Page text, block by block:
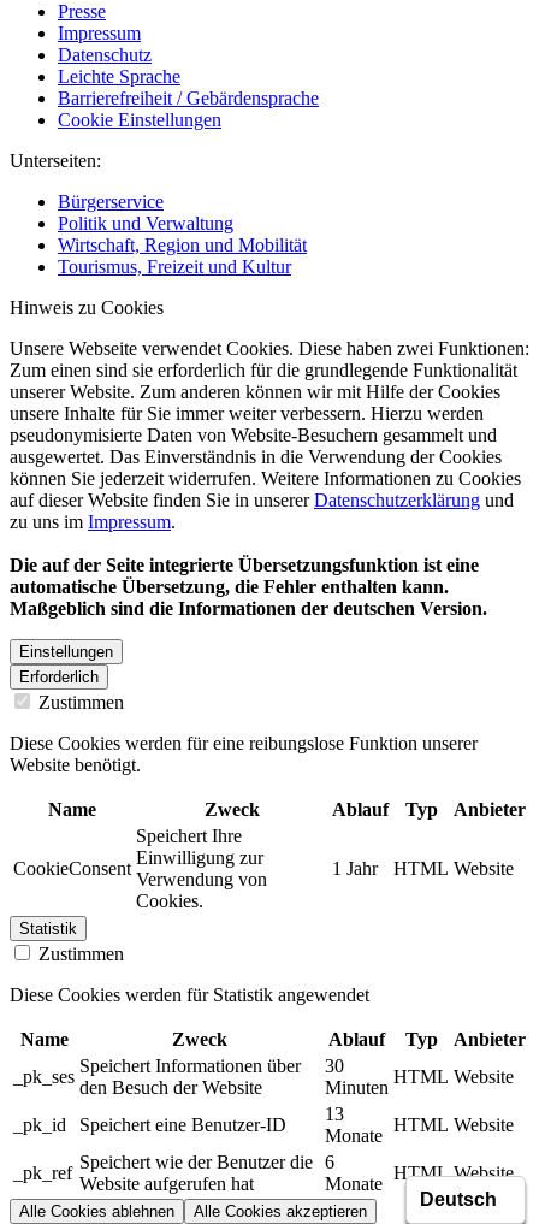
Presse
Impressum
Datenschutz
Leichte Sprache
Barrierefreiheit / Gebärdensprache
Cookie Einstellungen
Unterseiten:
Bürgerservice
Politik und Verwaltung
Wirtschaft, Region und Mobilität
Tourismus, Freizeit und Kultur
Hinweis zu Cookies
Unsere Webseite verwendet Cookies. Diese haben zwei Funktionen:
Zum einen sind sie erforderlich für die grundlegende Funktionalität
unserer Website. Zum anderen können wir mit Hilfe der Cookies
unsere Inhalte für Sie immer weiter verbessern. Hierzu werden
pseudonymisierte Daten von Website-Besuchern gesammelt und
ausgewertet. Das Einverständnis in die Verwendung der Cookies
können Sie jederzeit widerrufen. Weitere Informationen zu Cookies
auf dieser Website finden Sie in unsererDatenschutzerklärung und
zu uns im Impressum.
Die auf der Seite integrierte Übersetzungsfunktion ist eine
automatische Übersetzung, die Fehler enthalten kann.
Maßgeblich sind die Informationen der deutschen Version.
Einstellungen
Erforderlich
Zustimmen
Diese Cookies werden für eine reibungslose Funktion unserer
Website benötigt.
Name Zweck Ablauf Typ Anbieter
CookieConsent
Speichert Ihre
Einwilligung zur
Verwendung von
Cookies.
1 Jahr HTML Website
Statistik
Zustimmen
Diese Cookies werden für Statistik angewendet
Name Zweck Ablauf Typ
Anbieter
_pk_ses
Speichert Informationen über
den Besuch der Website
30
Minuten
HTML Website
_pk_id Speichert eine Benutzer-ID
13
Monate
HTML Website
_pk_ref
Speichert wie der Benutzer die
Website aufgerufen hat
6
Monate
HTML Website
Alle Cookies ablehnen Alle Cookies akzeptieren